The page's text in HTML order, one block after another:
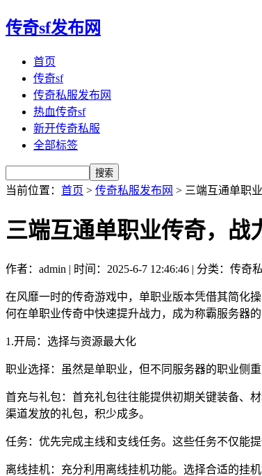
传奇sf发布网
首页
传奇sf
传奇私服发布网
热血传奇sf
新开传奇私服
全部标签
当前位置： 首页 > 传奇私服发布网 > 三端互通单职
三端互通单职业传奇，战
作者：admin | 时间：2025-6-7 12:46:46 | 分类：传奇
在风靡一时的传奇游戏中，单职业版本凭借其简化
何在单职业传奇中快速提升战力，成为称霸服务器
1.开局：选择与资源最大化
职业选择：虽然是单职业，但不同服务器的职业侧
首充与礼包：首充礼包往往能提供初期关键装备、
渠道发放的礼包，积少成多。
任务：优先完成主线和支线任务。这些任务不仅能
离线挂机：充分利用离线挂机功能。选择合适的挂